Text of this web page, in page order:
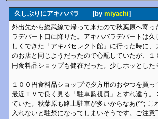
久しぶりにアキハバラ [by miyachi]
外出先から総武線で帰って来たので秋葉原へ寄
ラデパート口に降りた。アキハバラデパートは久
しくできた「アキバセレクト館」に行った時に
のお店と同じようだったので心配していたが、
円食料品ショップも健在だった。少しホッとした
１００円食料品ショップで夕方用のおやつを買
最近ＴＶで良く見る「駐車監視員」とすれ違う
ていた。秋葉原も路上駐車が多いからなあ(^^; こ
入れないと駐禁になってしまいそうです。ご注意